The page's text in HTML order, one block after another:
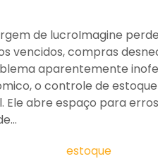
de lucroImagine
vencidos, compras
aparentemente
o controle de
abre espaço para
estoque